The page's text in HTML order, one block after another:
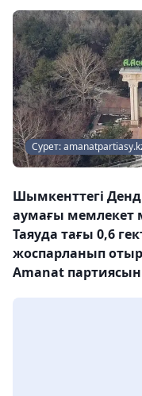
Сурет:
Шымкенттегі
аумағы мемлекет
Таяуда тағы 0,6
жоспарланып
Amanat